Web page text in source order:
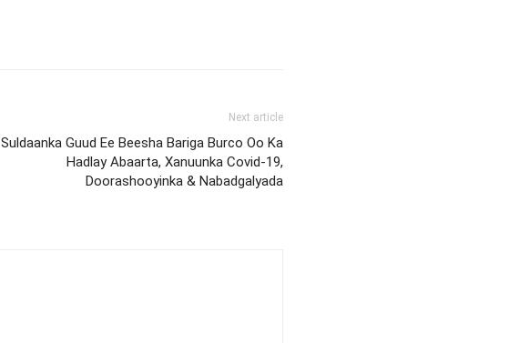
Next article
Suldaanka Guud Ee Beesha Bariga Burco Oo Ka
Hadlay Abaarta, Xanuunka Covid-19,
Doorashooyinka & Nabadgalyada